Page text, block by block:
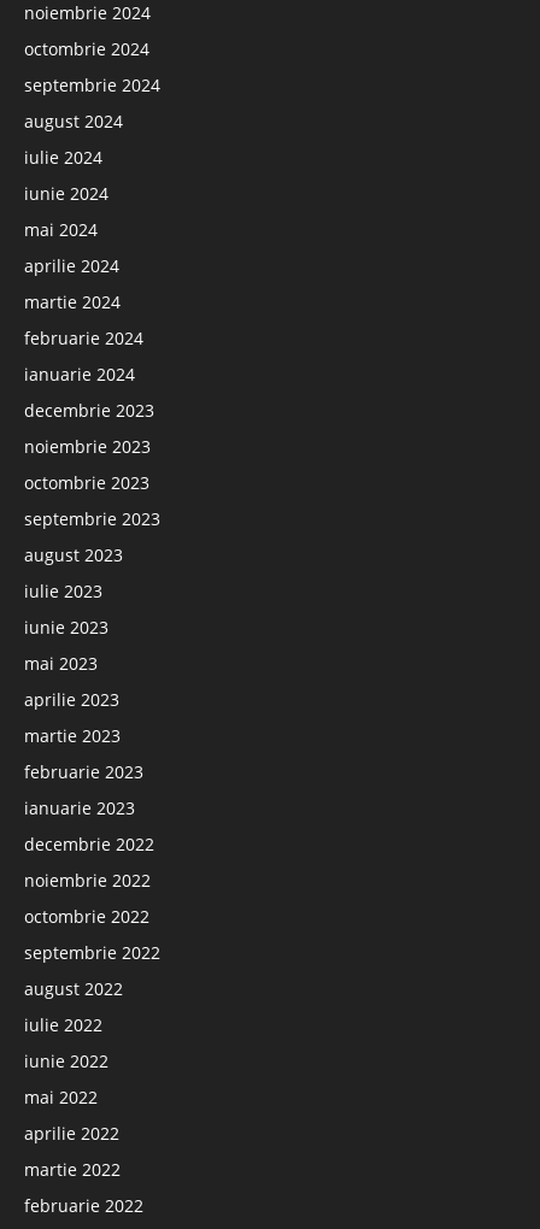
noiembrie 2024
octombrie 2024
septembrie 2024
august 2024
iulie 2024
iunie 2024
mai 2024
aprilie 2024
martie 2024
februarie 2024
ianuarie 2024
decembrie 2023
noiembrie 2023
octombrie 2023
septembrie 2023
august 2023
iulie 2023
iunie 2023
mai 2023
aprilie 2023
martie 2023
februarie 2023
ianuarie 2023
decembrie 2022
noiembrie 2022
octombrie 2022
septembrie 2022
august 2022
iulie 2022
iunie 2022
mai 2022
aprilie 2022
martie 2022
februarie 2022